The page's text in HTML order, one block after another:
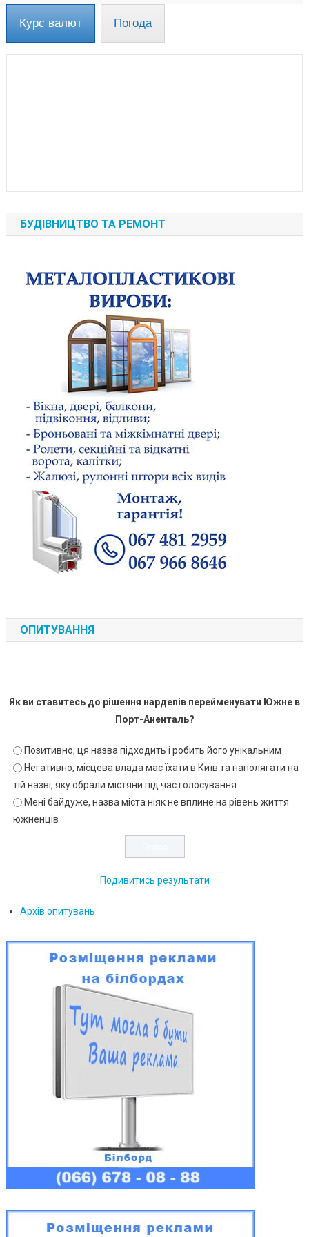
Курс валют Погода
БУДІВНИЦТВО ТА РЕМОНТ
ОПИТУВАННЯ
Як ви ставитесь до рішення нардепів перейменувати Южне в
Порт-Аненталь?
Позитивно, ця назва підходить і робить його унікальним
Негативно, місцева влада має їхати в Київ та наполягати на
тій назві, яку обрали містяни під час голосування
Мені байдуже, назва міста ніяк не вплине на рівень життя
южненців
Подивитись результати
Архів опитувань